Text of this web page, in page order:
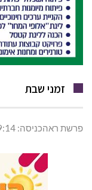
זמני שבת
פרשת ראהכניסה: 19:14 יציאה: 20:12